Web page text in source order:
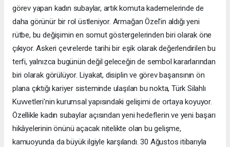
görev yapan kadın subaylar, artık komuta kademelerinde de
daha görünür bir rol üstleniyor. Armağan Özel'in aldığı yeni
rütbe, bu değişimin en somut göstergelerinden biri olarak öne
çıkıyor. Askeri çevrelerde tarihi bir eşik olarak değerlendirilen bu
terfi, yalnızca bugünün değil geleceğin de sembol kararlarından
biri olarak görülüyor. Liyakat, disiplin ve görev başarısının ön
plana çıktığı kariyer sisteminde ulaşılan bu nokta, Türk Silahlı
Kuvvetleri'nin kurumsal yapısındaki gelişimi de ortaya koyuyor.
Özellikle kadın subaylar açısından yeni hedeflerin ve yeni başarı
hikâyelerinin önünü açacak nitelikte olan bu gelişme,
kamuoyunda da büyük ilgiyle karşılandı. 30 Ağustos itibarıyla